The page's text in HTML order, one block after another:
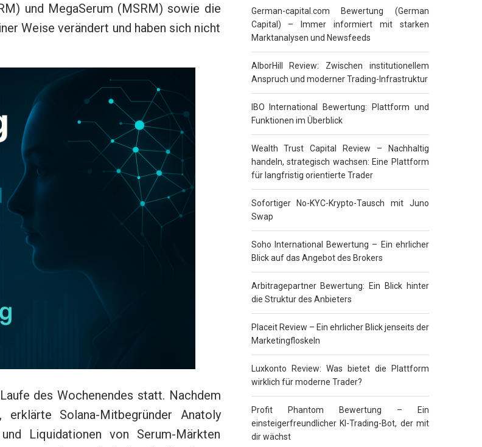
und MegaSerum (MSRM) sowie die
Weise verändert und haben sich nicht
des Wochenendes statt. Nachdem
Solana-Mitbegründer Anatoly
Liquidationen von Serum-Märkten
German-capital.com Bewertung (German
Capital) – Immer informiert mit starken
Marktanalysen und Newsfeeds
AlborHill Review: Zwischen institutionellem
Anspruch und moderner Trading-Infrastruktur
IBO International Bewertung: Plattform und
Funktionen im Überblick
Wealth Trust Capital Review – Nachhaltig
handeln, strategisch wachsen: Eine Plattform
für langfristig orientierte Trader
Sofortiger No-KYC-Krypto-Tausch mit Juno
Swap
Soho International Bewertung – Ein ehrlicher
Blick auf das Angebot des Brokers
Arbitragepartner Bewertung: Ein Blick hinter
die Struktur des Anbieters
Placeit Review – Ein ehrlicher Blick jenseits der
Marketingfloskeln
Luxkonto Review: Was bietet die Plattform
wirklich für moderne Trader?
Profit Phantom Bewertung – Ein
einsteigerfreundlicher KI-Trading-Bot, der mit
dir wächst